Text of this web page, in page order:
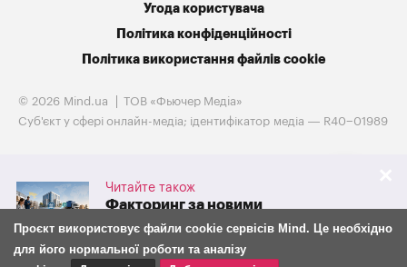
Читайте також
Факторинг за новими
правилами: що з 30 липня
змінилося для бізнесу та
фінансових компаній
Угода користувача
Політика конфіденційності
Політика використання файлів cookie
© 2026 Mind.ua
ТОВ «Фьючер Медiа»
Cуб'єкт у сфері онлайн-медіа; ідентифікатор медіа — R40−01989
Проєкт використовує файли cookie сервісів Mind. Це необхідно
для його нормальної роботи та аналізу